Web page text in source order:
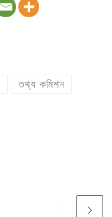
তথ্য কমিশন